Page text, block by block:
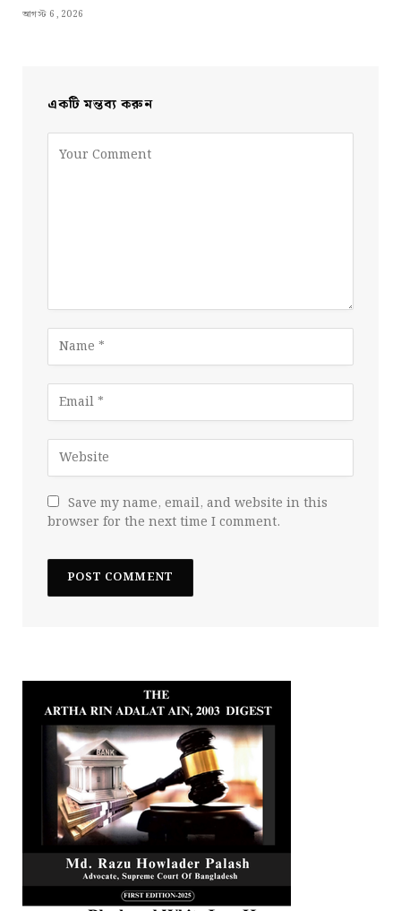
আগস্ট 6, 2026
একটি মন্তব্য করুন
Save my name, email, and website in this
browser for the next time I comment.